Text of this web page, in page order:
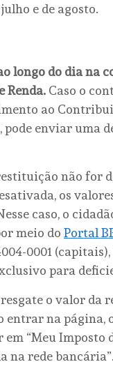
e de agosto.
longo do dia na
Renda. Caso o
ao
enviar uma
não for
os
caso, o
meio do Portal
0001
para
o valor da
entrar na página,
“Meu Imposto
na rede bancária”.